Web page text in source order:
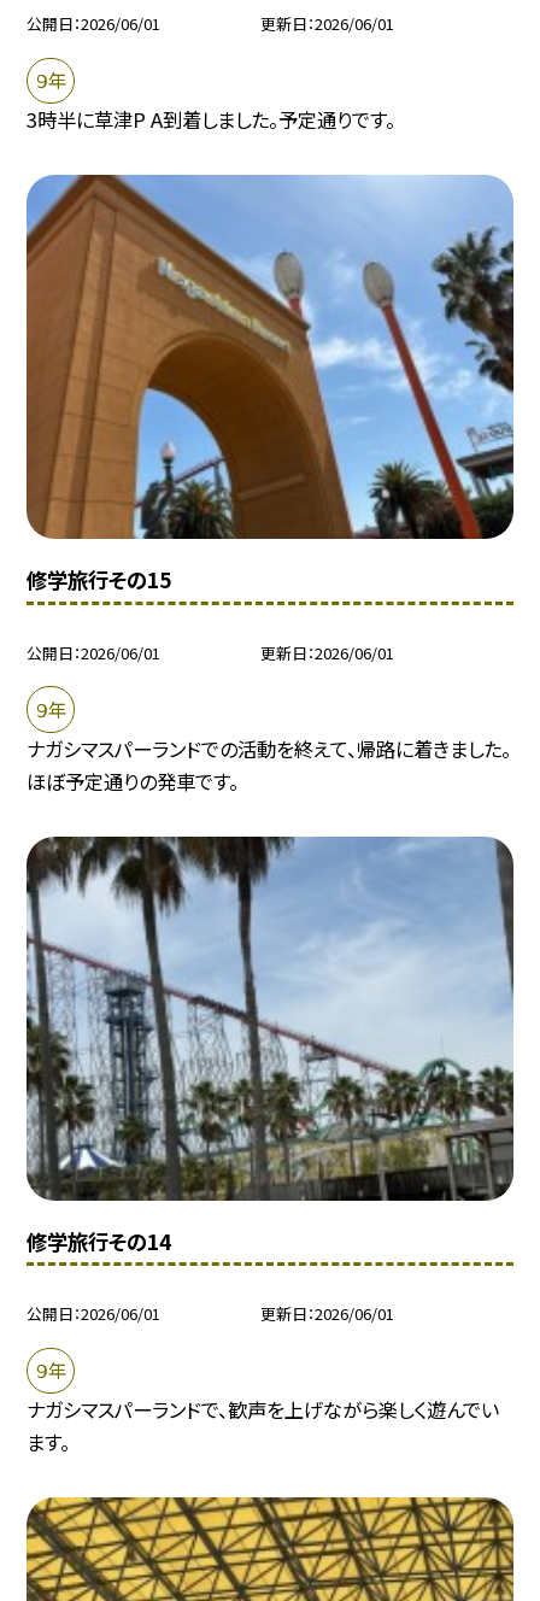
公開日 2026/06/01 更新日 2026/06/01
９年
3時半に草津P A到着しました。予定通りです。
修学旅行その15
公開日 2026/06/01 更新日 2026/06/01
９年
ナガシマスパーランドでの活動を終えて、帰路に着きました。
ほぼ予定通りの発車です。
修学旅行その14
公開日 2026/06/01 更新日 2026/06/01
９年
ナガシマスパーランドで、歓声を上げながら楽しく遊んでい
ます。